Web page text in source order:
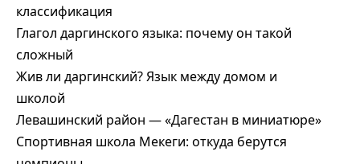
классификация
Глагол даргинского языка: почему он такой
сложный
Жив ли даргинский? Язык между домом и
школой
Левашинский район — «Дагестан в миниатюре»
Спортивная школа Мекеги: откуда берутся